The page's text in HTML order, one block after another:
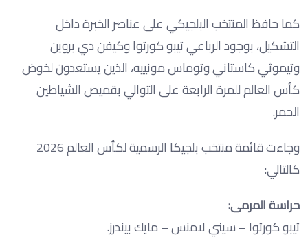
كما حافظ المنتخب البلجيكي على عناصر الخبرة داخل
التشكيل، بوجود الرباعي تيبو كورتوا وكيفن دي بروين
وتيموثي كاستاني وتوماس مونييه، الذين يستعدون لخوض
كأس العالم للمرة الرابعة على التوالي بقميص الشياطين
الحمر.
وجاءت قائمة منتخب بلجيكا الرسمية لكأس العالم 2026
كالتالي:
حراسة المرمى:
تيبو كورتوا – سيني لامنس – مايك بيندرز.